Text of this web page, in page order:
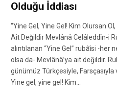
Olduğu İddiası
“Yine Gel, Yine Gel! Kim Olursan
Ait Değildir Mevlânâ Celâleddîn-i
alıntılanan “Yine Gel” rubâîsi -her
olsa da- Mevlânâ’ya ait değildir.
günümüz Türkçesiyle, Farsçasıyla
Yine gel, yine gel! Kim…